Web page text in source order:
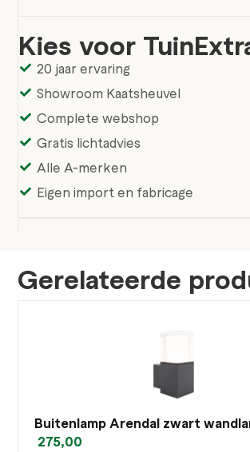
Kies voor
20 jaar ervaring
Showroom Kaatsheuvel
Complete webshop
Gratis lichtadvies
Alle A-merken
Eigen import en fabricage
Gerelateerde
Buitenlamp Arendal zwart
275,00